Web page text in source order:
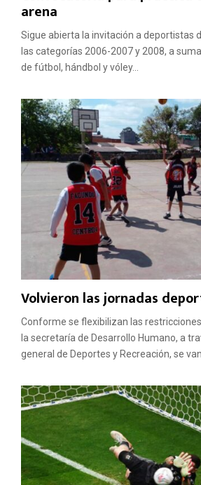
arena
Sigue abierta la invitación a deportistas
las categorías 2006-2007 y 2008, a
de fútbol, hándbol y vóley...
Volvieron las jornadas
Conforme se flexibilizan las
la secretaría de Desarrollo Humano, a
general de Deportes y Recreación, se